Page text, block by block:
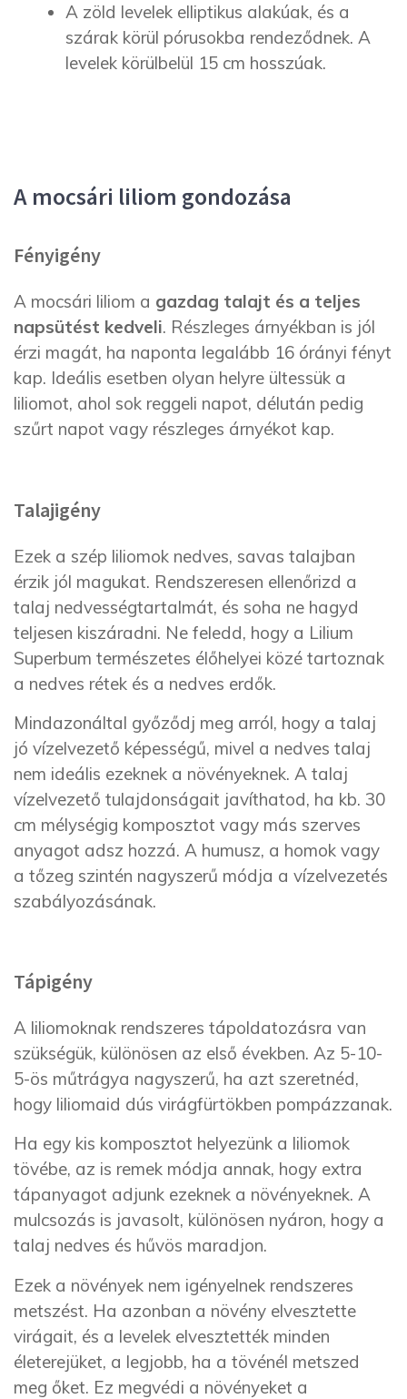
A zöld levelek elliptikus alakúak, és a
szárak körül pórusokba rendeződnek. A
levelek körülbelül 15 cm hosszúak.
A mocsári liliom gondozása
Fényigény
A mocsári liliom a gazdag talajt és a teljes
napsütést kedveli. Részleges árnyékban is jól
érzi magát, ha naponta legalább 16 órányi fényt
kap. Ideális esetben olyan helyre ültessük a
liliomot, ahol sok reggeli napot, délután pedig
szűrt napot vagy részleges árnyékot kap.
Talajigény
Ezek a szép liliomok nedves, savas talajban
érzik jól magukat. Rendszeresen ellenőrizd a
talaj nedvességtartalmát, és soha ne hagyd
teljesen kiszáradni. Ne feledd, hogy a Lilium
Superbum természetes élőhelyei közé tartoznak
a nedves rétek és a nedves erdők.
Mindazonáltal győződj meg arról, hogy a talaj
jó vízelvezető képességű, mivel a nedves talaj
nem ideális ezeknek a növényeknek. A talaj
vízelvezető tulajdonságait javíthatod, ha kb. 30
cm mélységig komposztot vagy más szerves
anyagot adsz hozzá. A humusz, a homok vagy
a tőzeg szintén nagyszerű módja a vízelvezetés
szabályozásának.
Tápigény
A liliomoknak rendszeres tápoldatozásra van
szükségük, különösen az első években. Az 5-10-
5-ös műtrágya nagyszerű, ha azt szeretnéd,
hogy liliomaid dús virágfürtökben pompázzanak.
Ha egy kis komposztot helyezünk a liliomok
tövébe, az is remek módja annak, hogy extra
tápanyagot adjunk ezeknek a növényeknek. A
mulcsozás is javasolt, különösen nyáron, hogy a
talaj nedves és hűvös maradjon.
Ezek a növények nem igényelnek rendszeres
metszést. Ha azonban a növény elvesztette
virágait, és a levelek elvesztették minden
életerejüket, a legjobb, ha a tövénél metszed
meg őket. Ez megvédi a növényeket a